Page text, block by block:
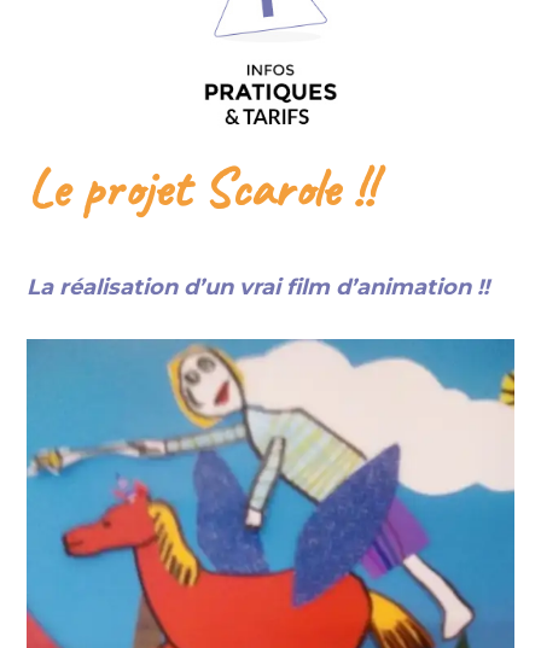
Le projet Scarole !!
La réalisation d’un vrai film d’animation !!